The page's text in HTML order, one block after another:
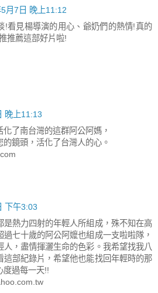
月7日 晚上11:12
!看見楊導演的用心、爺奶們的熱情!真的
推薦這部好片啦!
晚上11:13
了南台灣的這群阿公阿媽，
鏡頭，活化了台灣人的心。
下午3:03
是熱力四射的年輕人所組成，殊不知在高
七十歲的阿公阿嬤也組成一支啦啦隊，
人，盡情揮灑生命的色彩。我希望找我八
這部紀錄片，希望他也能找回年輕時的那
度過每一天!!